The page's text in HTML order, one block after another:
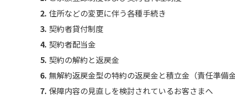
住所などの変更に伴う各種手続き
契約者貸付制度
契約者配当金
契約の解約と返戻金
無解約返戻金型の特約の返戻金と積立金（責任準備
保障内容の見直しを検討されているお客さまへ